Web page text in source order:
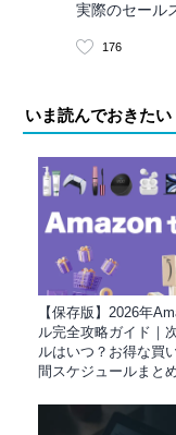
実際のセール
176
いま読んでおきたい
【保存版】2026年
ル完全攻略ガイド｜
ルはいつ？お得な買
間スケジュールまと